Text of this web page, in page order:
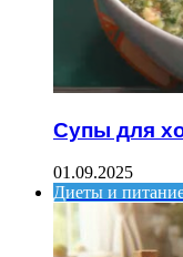
Супы для
01.09.2025
Диеты и